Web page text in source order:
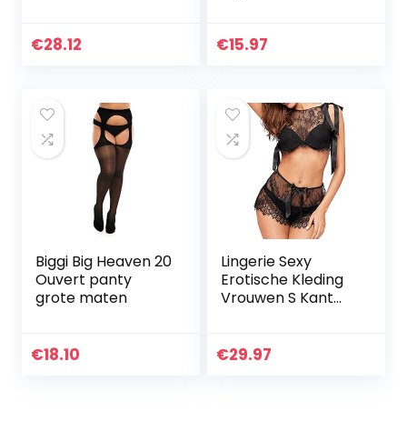
doorzichtige
€28.12
feestclubjurk
€15.97
Biggi Big Heaven 20
Ouvert panty
grote maten
€18.10
Lingerie Sexy
Erotische Kleding
Vrouwen S Kant
Bralette Beha En
€29.97